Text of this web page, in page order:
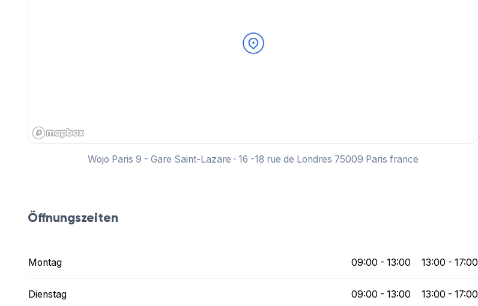
Wojo Paris 9 - Gare Saint-Lazare · 16 -18 rue de Londres 75009 Paris france
Öffnungszeiten
Montag 09:00 - 13:00 13:00 - 17:00
Dienstag 09:00 - 13:00 13:00 - 17:00